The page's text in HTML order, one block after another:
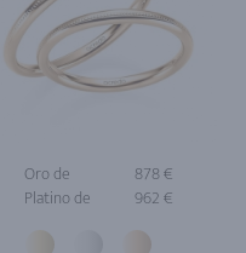
Oro de
878 €
Platino de
962 €